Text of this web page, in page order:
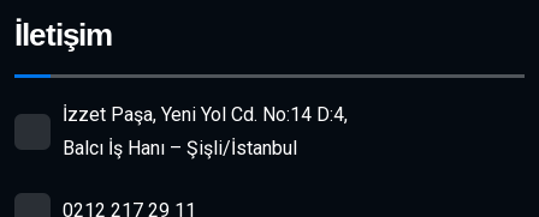
İletişim
İzzet Paşa, Yeni Yol Cd. No:14 D:4,
Balcı İş Hanı – Şişli/İstanbul
0212 217 29 11